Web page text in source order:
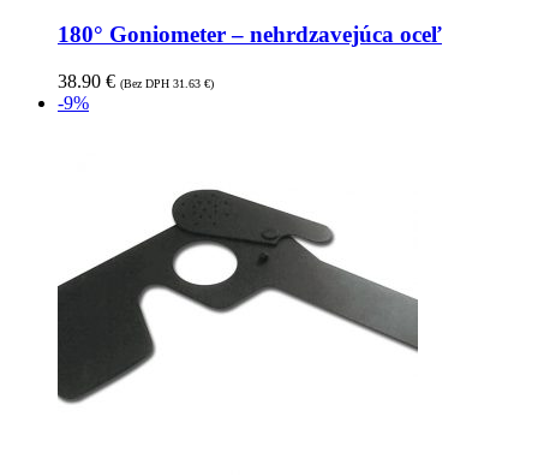
180° Goniometer – nehrdzavejúca oceľ
38.90 € (Bez DPH 31.63 €)
-9%